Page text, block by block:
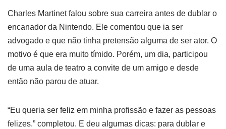
Charles Martinet falou sobre sua carreira antes de dublar o
encanador da Nintendo. Ele comentou que ia ser
advogado e que não tinha pretensão alguma de ser ator. O
motivo é que era muito tímido. Porém, um dia, participou
de uma aula de teatro a convite de um amigo e desde
então não parou de atuar.
“Eu queria ser feliz em minha profissão e fazer as pessoas
felizes.” completou. E deu algumas dicas: para dublar e